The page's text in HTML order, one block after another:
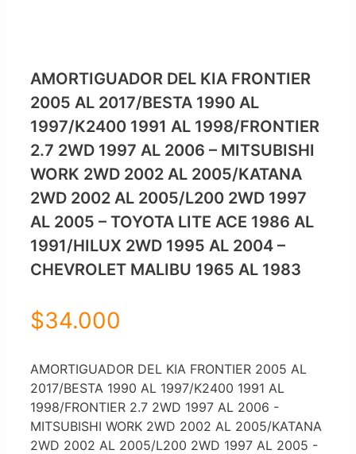
AMORTIGUADOR DEL KIA FRONTIER
2005 AL 2017/BESTA 1990 AL
1997/K2400 1991 AL 1998/FRONTIER
2.7 2WD 1997 AL 2006 – MITSUBISHI
WORK 2WD 2002 AL 2005/KATANA
2WD 2002 AL 2005/L200 2WD 1997
AL 2005 – TOYOTA LITE ACE 1986 AL
1991/HILUX 2WD 1995 AL 2004 –
CHEVROLET MALIBU 1965 AL 1983
$34.000
AMORTIGUADOR DEL KIA FRONTIER 2005 AL
2017/BESTA 1990 AL 1997/K2400 1991 AL
1998/FRONTIER 2.7 2WD 1997 AL 2006 -
MITSUBISHI WORK 2WD 2002 AL 2005/KATANA
2WD 2002 AL 2005/L200 2WD 1997 AL 2005 -